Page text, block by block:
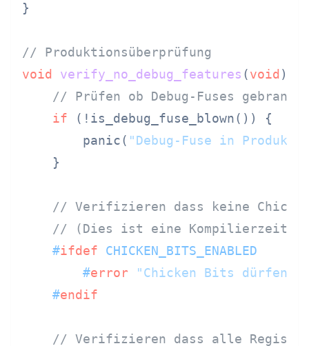
}
// Produktionsüberprüfung
void
verify_no_debug_features (void )
// Prüfen ob Debug-Fuses
if (!is_debug_fuse_blown()) {
        panic(
"Debug-Fuse in
    }
// Verifizieren dass keine
// (Dies ist eine Kompilierzeit-
#ifdef CHICKEN_BITS_ENABLED
#error
"Chicken Bits dürfen
#endif
// Verifizieren dass alle